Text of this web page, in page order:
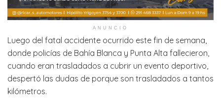
ANUNCIO
Luego del fatal accidente ocurrido este fin de semana,
donde policías de Bahía Blanca y Punta Alta fallecieron,
cuando eran trasladados a cubrir un evento deportivo,
despertó las dudas de porque son trasladados a tantos
kilómetros.